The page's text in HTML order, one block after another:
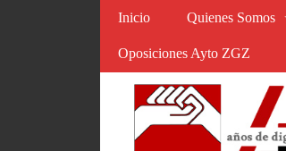
Inicio Quienes Somos
Oposiciones Ayto ZGZ